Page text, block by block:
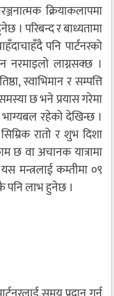
क्रियाकलापमा
। परिबन्द र बाध्यतामा
पनि पार्टनरको
नरमाइलो लाग्नसक्छ ।
स्वाभिमान र सम्पत्ति
छ भने प्रयास गरेमा
रहेको देखिन्छ ।
रातो र शुभ दिशा
छ वा अचानक यात्रामा
मन्त्रलाई कम्तीमा ०९
पनि लाभ हुनेछ ।